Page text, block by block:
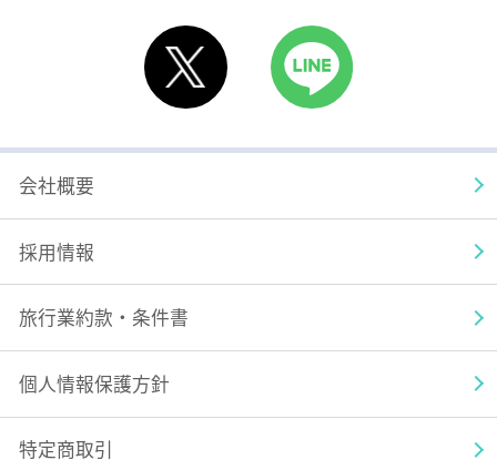
大分空港
佐賀空港
熊本空港
天草空港
鹿児島空港
X LINE
会社概要
採用情報
旅行業約款・条件書
個人情報保護方針
特定商取引